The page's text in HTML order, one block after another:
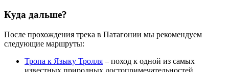
Куда дальше?
После прохождения трека в Патагонии мы рекомендуем
следующие маршруты:
Тропа к Языку Тролля – поход к одной из самых
известных природных достопримечательностей